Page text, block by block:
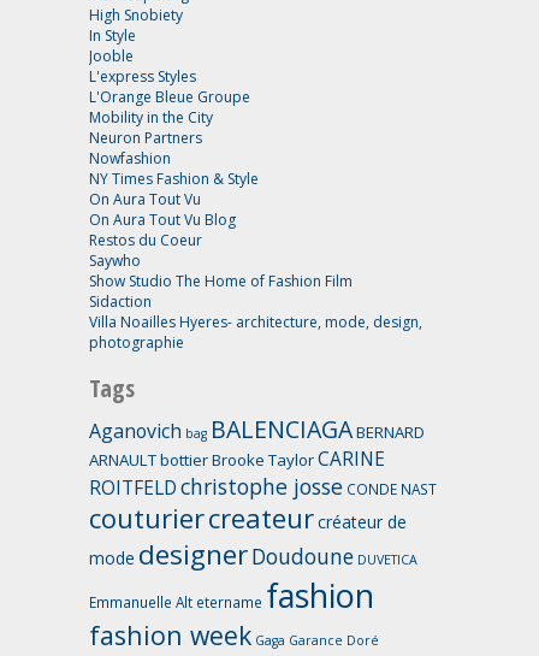
High Snobiety
In Style
Jooble
L'express Styles
L'Orange Bleue Groupe
Mobility in the City
Neuron Partners
Nowfashion
NY Times Fashion & Style
On Aura Tout Vu
On Aura Tout Vu Blog
Restos du Coeur
Saywho
Show Studio The Home of Fashion Film
Sidaction
Villa Noailles Hyeres- architecture, mode, design,
photographie
Tags
Aganovich bag BALENCIAGABERNARD
ARNAULTbottierBrooke TaylorCARINE
ROITFELDchristophe josse CONDE NAST
couturiercreateurcréateur de
mode designerDoudoune DUVETICA
Emmanuelle Alt etername fashion
fashion week Gaga Garance Doré